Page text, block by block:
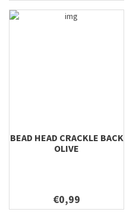
BEAD HEAD CRACKLE BACK
OLIVE
€0,99